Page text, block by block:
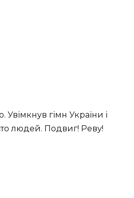
Увімкнув гімн України і
людей. Подвиг! Реву!